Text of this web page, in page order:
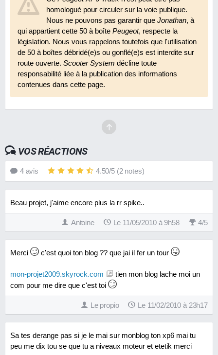
Coupe-circuit TNT Racing
En 2011 7.8 13 €
Garde-boue avant Acerbis Supermoto Evolution
En 2008 9.0 N.C.
Guidon Renthal Street Bike
En 2009 8.7 N.C.
En 2011
Plaque phare TNT Cross halogène
Rehausse de suspension IGM
En 2009 8.2 12 €
Revêtements de poignées Conti V2
Sélecteur de vitesses Tun'R repliable
En 2011 7.2 12 €
homologué pour circuler sur la voie publique.
Nous ne pouvons pas garantir queJonathan, à
qui appartient cette 50 à boîte Peugeot, respecte la
législation. Nous vous rappelons toutefois que l'utilisation
de 50 à boîtes débridé(e)s ou gonflé(e)s est interdite sur
route ouverte. Scooter System décline toute
responsabilité liée à la publication des informations
contenues dans cette page.
VOS RÉACTIONS
4avis 4.50/5 (2notes)
Beau projet, j'aime encore plus la rr spike..
Antoine Le 11/05/2010 à 9h58 4/5
Merci c'est quoi ton blog ?? que jai il fer un tour
mon-projet2009.skyrock.com
tien mon blog lache moi un
com pour me dire que c'est toi
Le propio Le 11/02/2010 à 23h17
Sa tes derange pas si je le mai sur monblog ton xp6 mai tu
peu me dix tou se que tu a niveaux moteur et etetik merci